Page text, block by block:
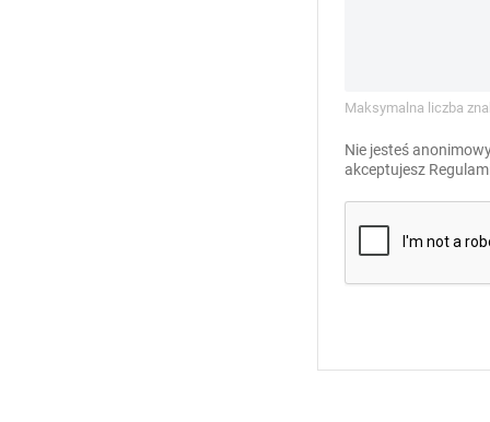
Maksymalna liczba
Nie jesteś
akceptujesz